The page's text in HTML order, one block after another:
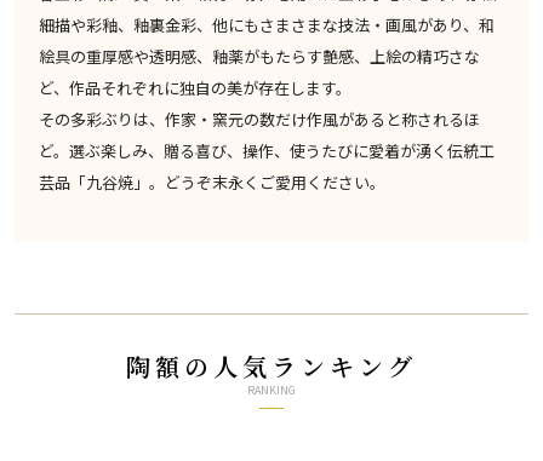
細描や彩釉、釉裏金彩、他にもさまさまな技法・画風があり、和
絵具の重厚感や透明感、釉薬がもたらす艶感、上絵の精巧さな
ど、作品それぞれに独自の美が存在します。
その多彩ぶりは、作家・窯元の数だけ作風があると称されるほ
ど。選ぶ楽しみ、贈る喜び、操作、使うたびに愛着が湧く伝統工
芸品「九谷焼」。どうぞ末永くご愛用ください。
陶額の人気ランキング
RANKING